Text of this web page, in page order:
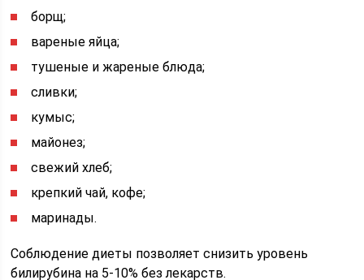
борщ;
вареные яйца;
тушеные и жареные блюда;
сливки;
кумыс;
майонез;
свежий хлеб;
крепкий чай, кофе;
маринады.
Соблюдение диеты позволяет снизить уровень
билирубина на 5-10% без лекарств.